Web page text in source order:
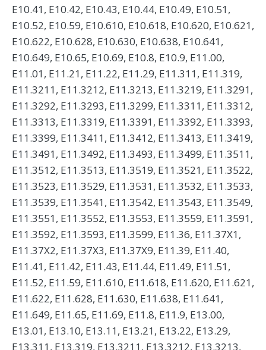
E10.41, E10.42, E10.43, E10.44, E10.49, E10.51,
E10.52, E10.59, E10.610, E10.618, E10.620, E10.621,
E10.622, E10.628, E10.630, E10.638, E10.641,
E10.649, E10.65, E10.69, E10.8, E10.9, E11.00,
E11.01, E11.21, E11.22, E11.29, E11.311, E11.319,
E11.3211, E11.3212, E11.3213, E11.3219, E11.3291,
E11.3292, E11.3293, E11.3299, E11.3311, E11.3312,
E11.3313, E11.3319, E11.3391, E11.3392, E11.3393,
E11.3399, E11.3411, E11.3412, E11.3413, E11.3419,
E11.3491, E11.3492, E11.3493, E11.3499, E11.3511,
E11.3512, E11.3513, E11.3519, E11.3521, E11.3522,
E11.3523, E11.3529, E11.3531, E11.3532, E11.3533,
E11.3539, E11.3541, E11.3542, E11.3543, E11.3549,
E11.3551, E11.3552, E11.3553, E11.3559, E11.3591,
E11.3592, E11.3593, E11.3599, E11.36, E11.37X1,
E11.37X2, E11.37X3, E11.37X9, E11.39, E11.40,
E11.41, E11.42, E11.43, E11.44, E11.49, E11.51,
E11.52, E11.59, E11.610, E11.618, E11.620, E11.621,
E11.622, E11.628, E11.630, E11.638, E11.641,
E11.649, E11.65, E11.69, E11.8, E11.9, E13.00,
E13.01, E13.10, E13.11, E13.21, E13.22, E13.29,
E13.311, E13.319, E13.3211, E13.3212, E13.3213,